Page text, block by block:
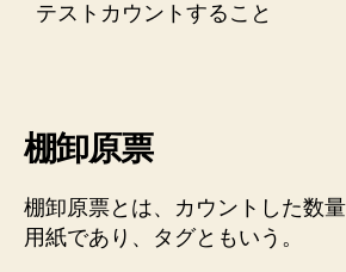
テストカウントすること
棚卸原票
棚卸原票とは、カウントした数
用紙であり、タグともいう。